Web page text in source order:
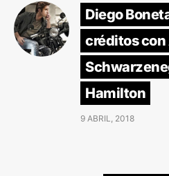
Diego
créditos con
Hamilton
9 ABRIL, 2018